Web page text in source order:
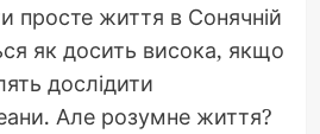
просте життя в Сонячній
як досить висока, якщо
дослідити
Але розумне життя?